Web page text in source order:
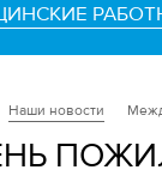
Наши новости